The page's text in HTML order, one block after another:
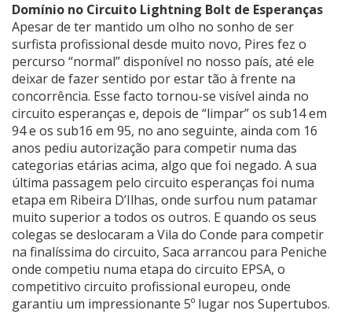
Domínio no Circuito Lightning Bolt de Esperanças
Apesar de ter mantido um olho no sonho de ser
surfista profissional desde muito novo, Pires fez o
percurso “normal” disponível no nosso país, até ele
deixar de fazer sentido por estar tão à frente na
concorrência. Esse facto tornou-se visível ainda no
circuito esperanças e, depois de “limpar” os sub14 em
94 e os sub16 em 95, no ano seguinte, ainda com 16
anos pediu autorização para competir numa das
categorias etárias acima, algo que foi negado. A sua
última passagem pelo circuito esperanças foi numa
etapa em Ribeira D’Ilhas, onde surfou num patamar
muito superior a todos os outros. E quando os seus
colegas se deslocaram a Vila do Conde para competir
na finalíssima do circuito, Saca arrancou para Peniche
onde competiu numa etapa do circuito EPSA, o
competitivo circuito profissional europeu, onde
garantiu um impressionante 5º lugar nos Supertubos.